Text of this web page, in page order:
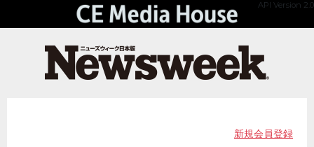
API Version 2.0
新規会員登録